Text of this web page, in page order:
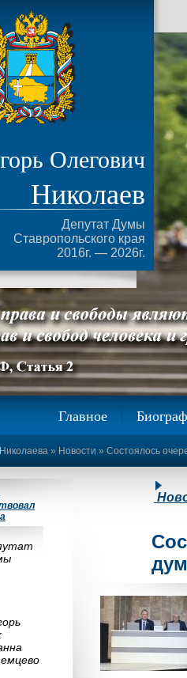
Олегович
Николаев
Депутат Думы
Ставропольского края
2016г. — 2026г.
Главное
» Новости » Состоялось